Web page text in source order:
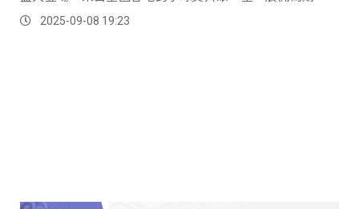
的青春熱血賽事。
2025-09-08 19:23